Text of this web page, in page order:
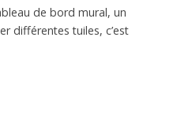
de bord mural, un
différentes tuiles, c’est